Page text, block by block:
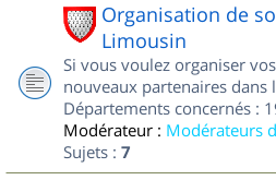
Organisation de
Limousin
Si vous voulez organiser
nouveaux partenaires dans
Départements concernés :
Modérateur : Modérateurs
Sujets : 7